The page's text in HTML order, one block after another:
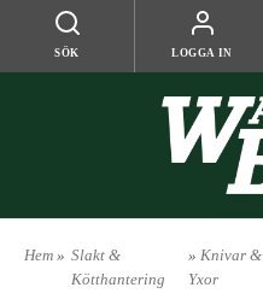
SÖK LOGGA IN
Hem » Slakt &
Kötthantering
» Knivar &
Yxor